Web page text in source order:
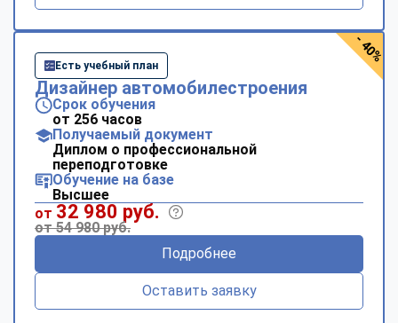
Есть учебный план
Дизайнер автомобилестроения
Срок обучения
от 256 часов
Получаемый документ
Диплом о профессиональной
переподготовке
Обучение на базе
Высшее
от 32 980 руб.
от 54 980 руб.
Подробнее
Оставить заявку
- 40%